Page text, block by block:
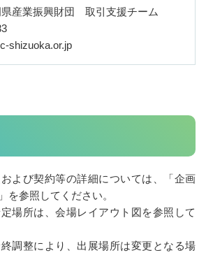
推進人材育成事業
化推進講習会 当日資料 ダウンロードサ
産業振興財団 取引支援チーム
shizuoka.or.jp
よび契約等の詳細については、「企画
を参照してください。
場所は、会場レイアウト図を参照して
終調整により、出展場所は変更となる場